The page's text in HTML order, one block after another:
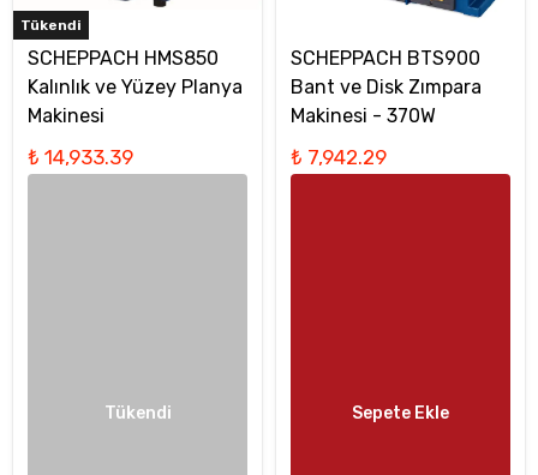
Tükendi
SCHEPPACH HMS850
Kalınlık ve Yüzey Planya
Makinesi
₺ 14,933.39
Tükendi
SCHEPPACH BTS900
Bant ve Disk Zımpara
Makinesi - 370W
₺ 7,942.29
Sepete Ekle